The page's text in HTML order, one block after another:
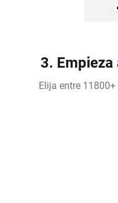
3.
Elija entre